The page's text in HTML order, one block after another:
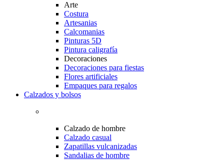
Arte
Costura
Artesanias
Calcomanias
Pinturas 5D
Pintura caligrafía
Decoraciones
Decoraciones para fiestas
Flores artificiales
Empaques para regalos
Calzados y bolsos
Calzado de hombre
Calzado casual
Zapatillas vulcanizadas
Sandalias de hombre